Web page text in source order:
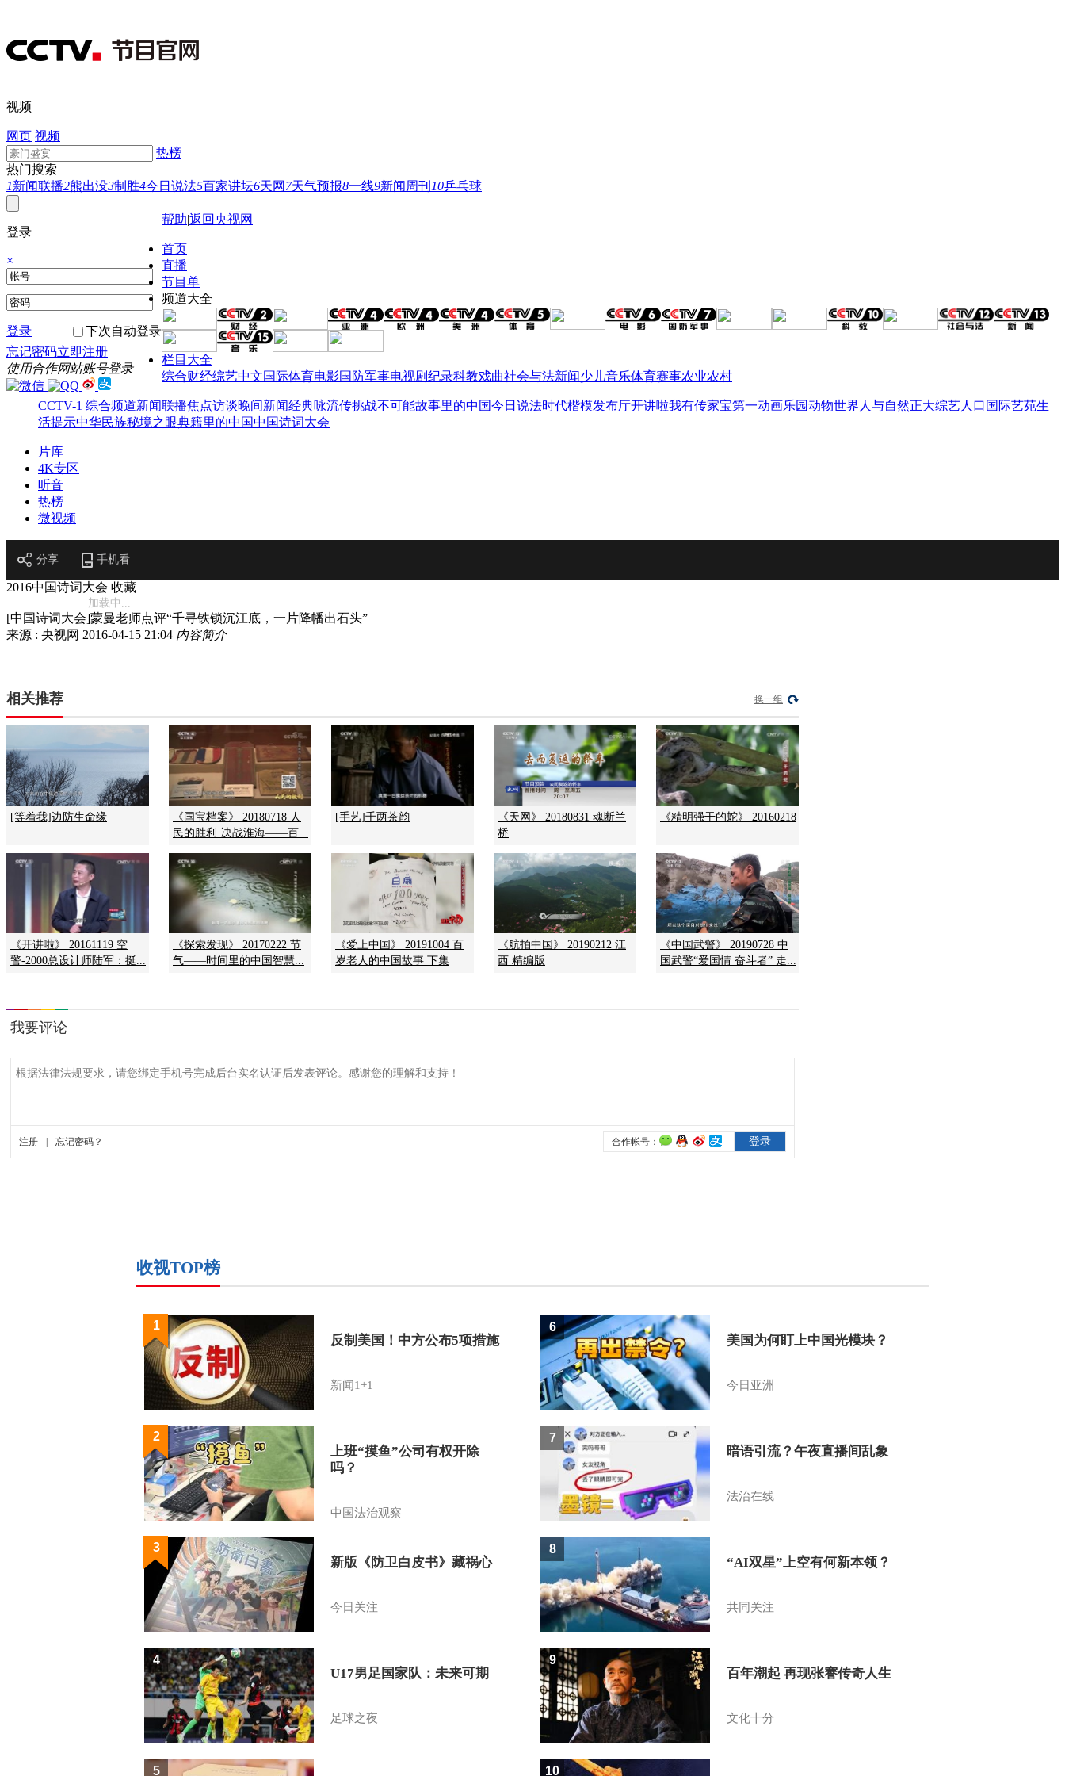
视频
网页 视频
热榜
热门搜索
1新闻联播2熊出没3制胜4今日说法5百家讲坛6天网 7天气预报8一线9新闻周刊 10乒乓球
登录
×
登录
下次自动登录
忘记密码立即注册
使用合作网站账号登录
帮助|返回央视网
首页
直播
节目单
频道大全
栏目大全
综合财经综艺中文国际体育电影国防军事电视剧纪录科教戏曲社会与法新闻少儿音乐体育赛事农业农村
CCTV-1 综合频道新闻联播焦点访谈晚间新闻经典咏流传挑战不可能故事里的中国今日说法时代楷模发布厅开讲啦我有传家宝第一动画乐园动物世界 人与自然正大综艺人口 国际艺苑生
活提示中华民族秘境之眼典籍里的中国中国诗词大会
片库
4K专区
听音
热榜
微视频
分享 手机看
2016中国诗词大会 收藏
加载中...
[中国诗词大会]蒙曼老师点评“千寻铁锁沉江底，一片降幡出石头”
来源 : 央视网 2016-04-15 21:04 内容简介
相关推荐 换一组
[等着我]边防生命缘
《国宝档案》 20180718 人
民的胜利·决战淮海——百...
[手艺]千两茶韵
《天网》 20180831 魂断兰
桥
《精明强干的蛇》 20160218
《开讲啦》 20161119 空
警-2000总设计师陆军：挺...
《探索发现》 20170222 节
气——时间里的中国智慧...
《爱上中国》 20191004 百
岁老人的中国故事 下集
《航拍中国》 20190212 江
西 精编版
《中国武警》 20190728 中
国武警“爱国情 奋斗者” 走...
收视TOP榜
反制美国！中方公布5项措施
新闻1+1
1
上班“摸鱼”公司有权开除
吗？
中国法治观察
2
新版《防卫白皮书》藏祸心
今日关注
3
U17男足国家队：未来可期
足球之夜
4
5
美国为何盯上中国光模块？
今日亚洲
6
暗语引流？午夜直播间乱象
法治在线
7
“AI双星”上空有何新本领？
共同关注
8
百年潮起 再现张謇传奇人生
文化十分
9
10